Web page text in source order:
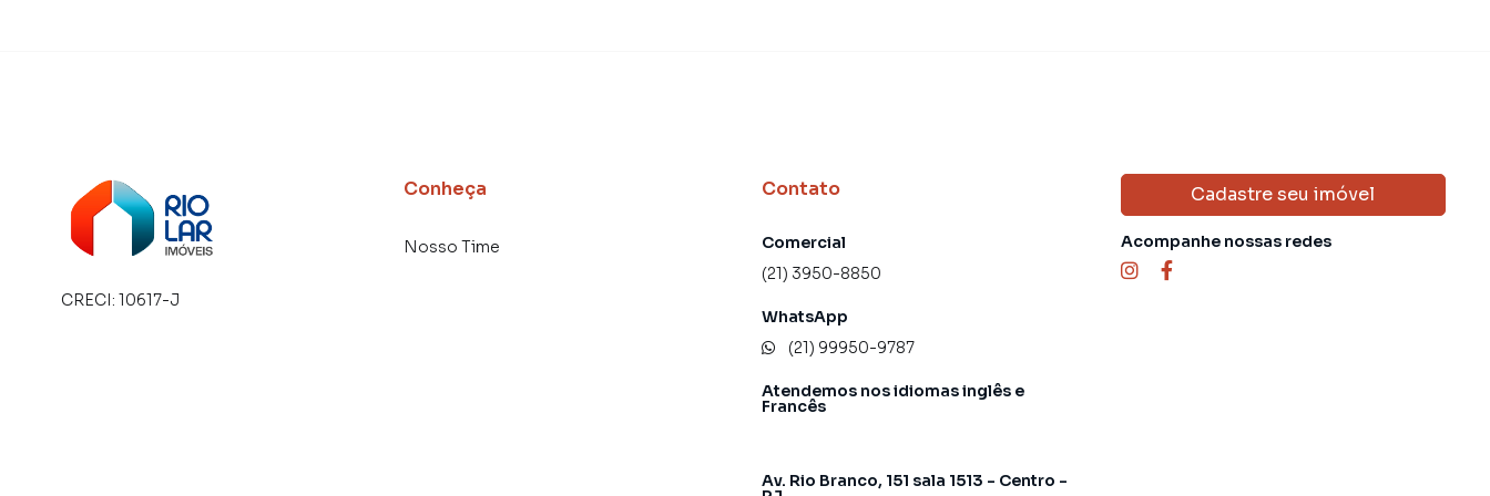
CRECI: 10617-J
Conheça
Nosso Time
Contato
Comercial
(21) 3950-8850
WhatsApp
(21) 99950-9787
Atendemos nos idiomas inglês e
Francês
Av. Rio Branco, 151 sala 1513 - Centro -
Cadastre seu imóvel
Acompanhe nossas redes